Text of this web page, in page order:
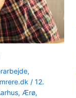
,
/ 12.
, Ærø,